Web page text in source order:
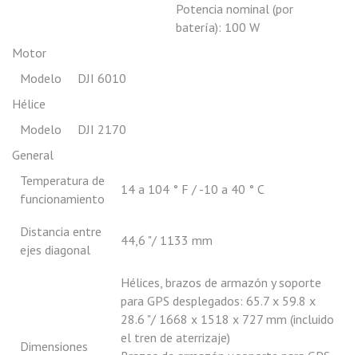
Potencia nominal (por
batería): 100 W
Motor
Modelo
DJI 6010
Hélice
Modelo
DJI 2170
General
Temperatura de
funcionamiento
14 a 104 ° F / -10 a 40 ° C
Distancia entre
ejes diagonal
44,6 "/ 1133 mm
Dimensiones
Hélices, brazos de armazón y soporte
para GPS desplegados: 65.7 x 59.8 x
28.6 "/ 1668 x 1518 x 727 mm (incluido
el tren de aterrizaje)